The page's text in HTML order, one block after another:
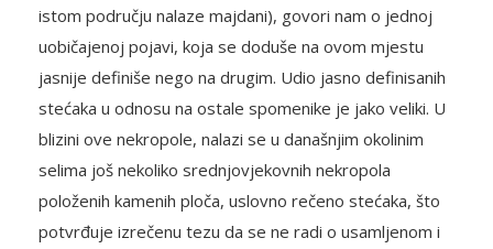
istom području nalaze majdani), govori nam o jednoj
uobičajenoj pojavi, koja se doduše na ovom mjestu
jasnije definiše nego na drugim. Udio jasno definisanih
stećaka u odnosu na ostale spomenike je jako veliki. U
blizini ove nekropole, nalazi se u današnjim okolinim
selima još nekoliko srednjovjekovnih nekropola
položenih kamenih ploča, uslovno rečeno stećaka, što
potvrđuje izrečenu tezu da se ne radi o usamljenom i